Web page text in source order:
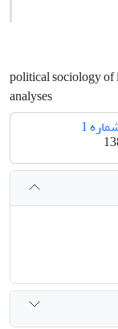
political sociology
analyses
1